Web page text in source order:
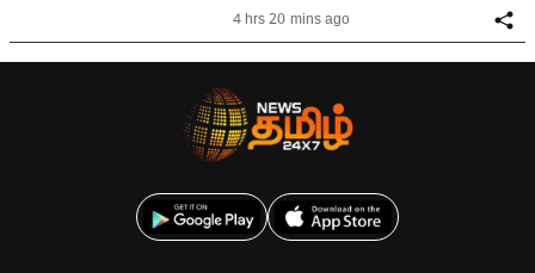
4 hrs 20 mins ago